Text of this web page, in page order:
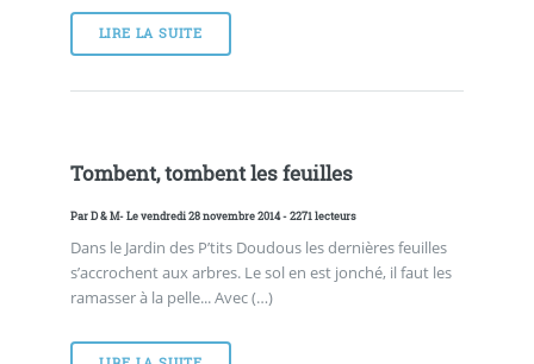
LIRE LA SUITE
Tombent, tombent les feuilles
ParD & M- Le vendredi 28 novembre 2014 - 2271 lecteurs
Dans le Jardin des P’tits Doudous les dernières feuilles
s’accrochent aux arbres. Le sol en est jonché, il faut les
ramasser à la pelle... Avec (…)